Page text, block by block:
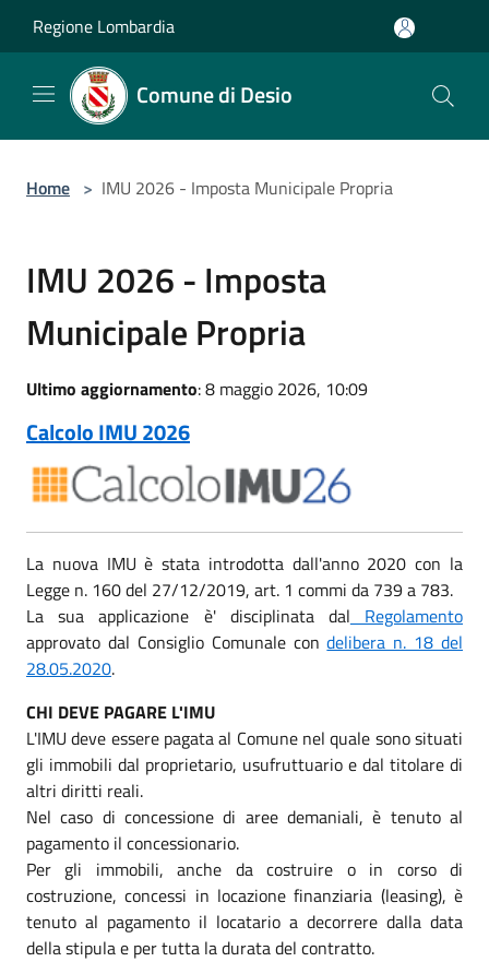
Regione Lombardia
Comune di Desio
Home > IMU 2026 - Imposta Municipale Propria
IMU 2026 - Imposta
Municipale Propria
Ultimo aggiornamento: 8 maggio 2026, 10:09
Calcolo IMU 2026
La nuova IMU è stata introdotta dall'anno 2020 con la
Legge n. 160 del 27/12/2019, art. 1 commi da 739 a 783.
La sua applicazione è' disciplinata dal Regolamento
approvato dal Consiglio Comunale condelibera n. 18 del
28.05.2020.
CHI DEVE PAGARE L'IMU
L'IMU deve essere pagata al Comune nel quale sono situati
gli immobili dal proprietario, usufruttuario e dal titolare di
altri diritti reali.
Nel caso di concessione di aree demaniali, è tenuto al
pagamento il concessionario.
Per gli immobili, anche da costruire o in corso di
costruzione, concessi in locazione finanziaria (leasing), è
tenuto al pagamento il locatario a decorrere dalla data
della stipula e per tutta la durata del contratto.